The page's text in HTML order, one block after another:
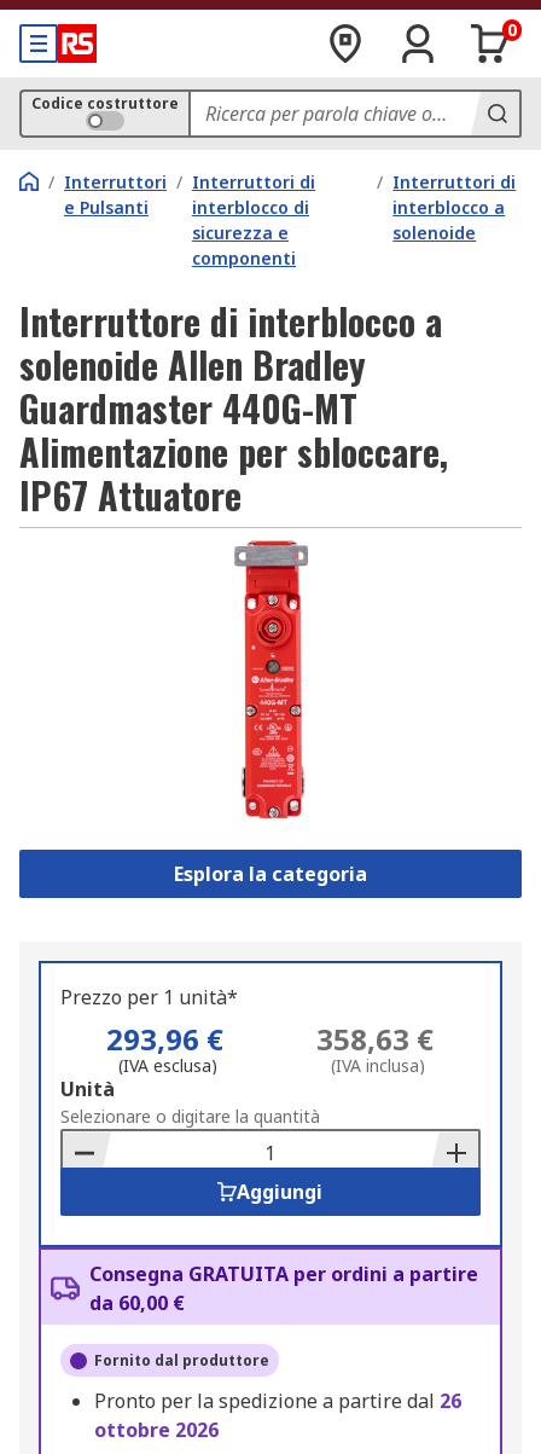
0
Codice costruttore
/ Interruttori
e Pulsanti
/ Interruttori di
interblocco di
sicurezza e
componenti
/ Interruttori di
interblocco a
solenoide
Interruttore di interblocco a
solenoide Allen Bradley
Guardmaster 440G-MT
Alimentazione per sbloccare,
IP67 Attuatore
Esplora la categoria
Prezzo per 1 unità*
293,96 €
(IVA esclusa)
358,63 €
(IVA inclusa)
Add
to
Basket
Unità
Selezionare o digitare la quantità
Aggiungi
Consegna GRATUITA per ordini a partire
da 60,00 €
Fornito dal produttore
Pronto per la spedizione a partire dal 26
ottobre 2026